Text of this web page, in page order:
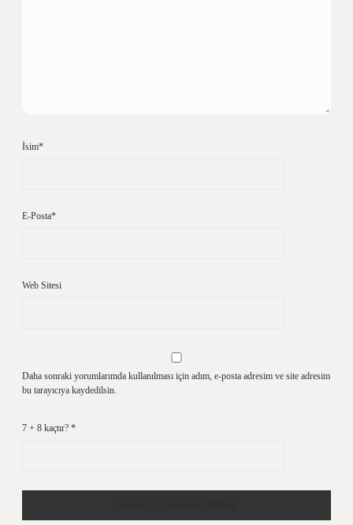
İsim*
E-Posta*
Web Sitesi
Daha sonraki yorumlarımda kullanılması için adım, e-posta adresim ve site adresim
bu tarayıcıya kaydedilsin.
7 + 8 kaçtır? *